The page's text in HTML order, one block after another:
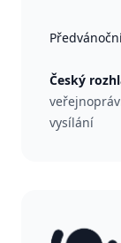
Český
vysílání